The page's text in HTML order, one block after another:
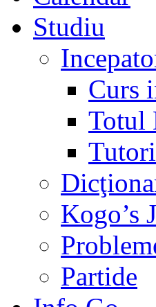
Studiu
Curs
Totul
Kogo’s
Partide